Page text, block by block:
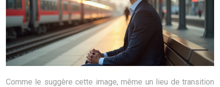
Comme le suggère cette image, même un lieu de transition